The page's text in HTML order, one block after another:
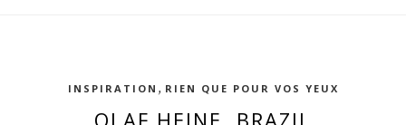
INSPIRATION , RIEN QUE POUR VOS YEUX
OLAF HEINE, BRAZIL